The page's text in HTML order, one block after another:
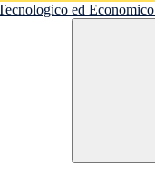
ed Economico